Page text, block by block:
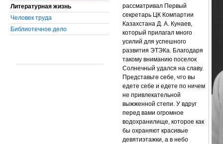
Литературная жизнь
Человек труда
Библиотечное дело
рассматривал Первый
секретарь ЦК Компартии
Казахстана Д. А. Кунаев,
который прилагал много
усилий для успешного
развития ЭТЭКа. Благодаря
такому вниманию поселок
Солнечный удался на славу.
Представьте себе, что вы
едете себе и едете по ничем
не привлекательной
выжженной степи. У вдруг
перед вами огромное
водохранилище, которое как
бы охраняют красивые
девятиэтажки, а в небо